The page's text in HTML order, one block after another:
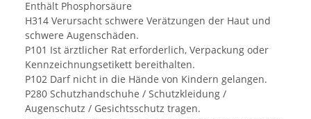
Enthält Phosphorsäure
H314 Verursacht schwere Verätzungen der Haut und
schwere Augenschäden.
P101 Ist ärztlicher Rat erforderlich, Verpackung oder
Kennzeichnungsetikett bereithalten.
P102 Darf nicht in die Hände von Kindern gelangen.
P280 Schutzhandschuhe / Schutzkleidung /
Augenschutz / Gesichtsschutz tragen.